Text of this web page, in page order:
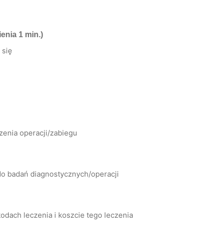
1 min.)
się
operacji/zabiegu
badań diagnostycznych/operacji
leczenia i koszcie tego leczenia